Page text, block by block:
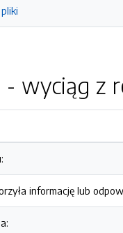
- wyciąg z
informację lub